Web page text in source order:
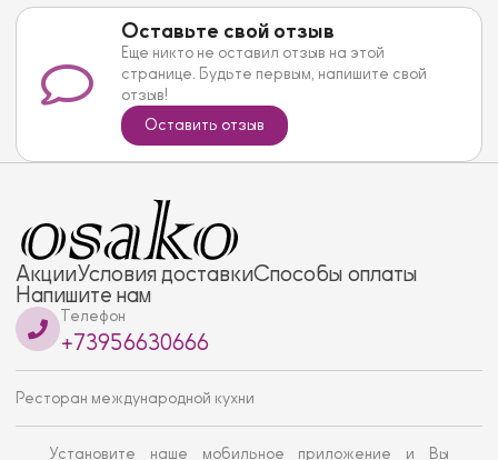
Оставьте свой отзыв
Еще никто не оставил отзыв на этой
странице. Будьте первым, напишите свой
отзыв!
Оставить отзыв
АкцииУсловия доставкиСпособы оплаты
Напишите нам
Телефон
+73956630666
Ресторан международной кухни
Установите наше мобильное приложение и Вы